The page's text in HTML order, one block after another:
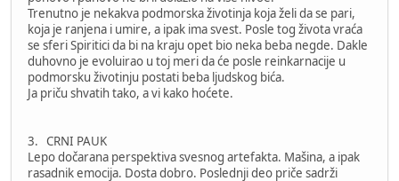
Trenutno je nekakva podmorska životinja koja želi da se pari,
koja je ranjena i umire, a ipak ima svest. Posle tog života vraća
se sferi Spiritici da bi na kraju opet bio neka beba negde. Dakle
duhovno je evoluirao u toj meri da će posle reinkarnacije u
podmorsku životinju postati beba ljudskog bića.
Ja priču shvatih tako, a vi kako hoćete.
3. CRNI PAUK
Lepo dočarana perspektiva svesnog artefakta. Mašina, a ipak
rasadnik emocija. Dosta dobro. Poslednji deo priče sadrži